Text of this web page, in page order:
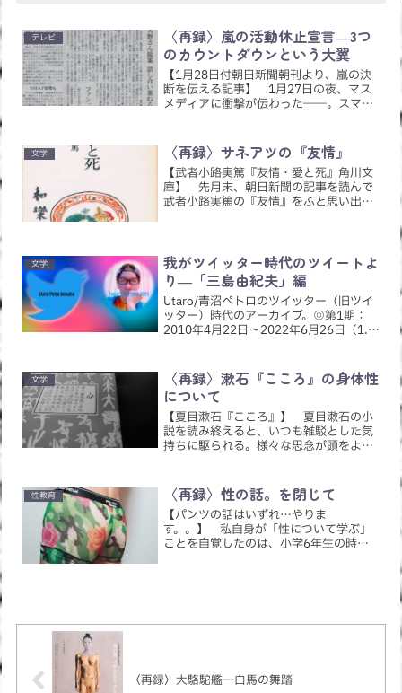
テレビ
〈再録〉嵐の活動休止宣言―3つ
のカウントダウンという大翼
【1月28日付朝日新聞朝刊より、嵐の決
断を伝える記事】 1月27日の夜、マス
メディアに衝撃が伝わった――。スマー
アイドルグループ「嵐」の活動休止を伝
えるニュースであっ...
文学 〈再録〉サネアツの『友情』
【武者小路実篤『友情・愛と死』角川文
庫】 先月末、朝日新聞の記事を読んで
武者小路実篤の『友情』をふと思い出し
は、「文豪の朗読」を聴くと...
文学
我がツイッター時代のツイートよ
り―「三島由紀夫」編
Utaro/青沼ペトロのツイッター（旧ツイ
ッター）時代のアーカイブ。◎第1期：
2010年4月22日～2022年6月26日（1.5
は、この中から選りすぐり...
文学
〈再録〉漱石『こころ』の身体性
について
【夏目漱石『こころ』】 夏目漱石の小
説を読み終えると、いつも雑駁とした気
持ちに駆られる。様々な思念が頭をよぎ
暈こそ、高校時代に読んだ漱石の『こゝ
ろ』（以下『こころ』）で...
性教育 〈再録〉性の話。を閉じて
【パンツの話はいずれ…やりま
す。。】 私自身が「性について学ぶ」
ことを自覚したのは、小学6年生の時の
〈再録〉大駱駝艦―白馬の舞踏